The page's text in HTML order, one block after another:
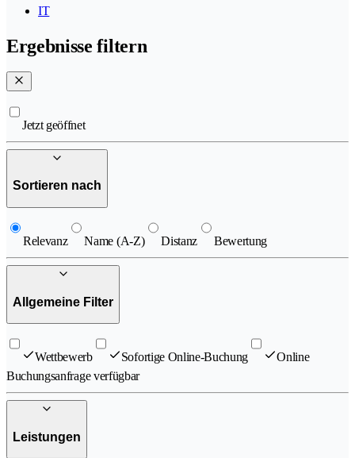
IT
Ergebnisse filtern
Jetzt geöffnet
Sortieren nach
Relevanz Name (A-Z) Distanz Bewertung
Allgemeine Filter
Wettbewerb Sofortige Online-Buchung
Online
Buchungsanfrage verfügbar
Leistungen